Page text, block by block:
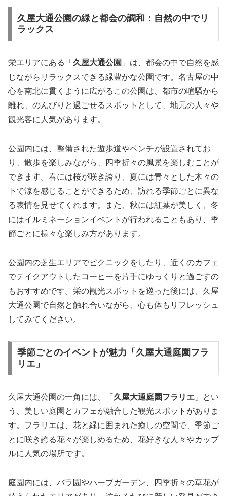
久屋大通公園の緑と都会の調和：自然の中でリ
ラックス
栄エリアにある「 久屋大通公園 」は、都会の中で自然を感
じながらリラックスできる緑豊かな公園です。名古屋の中
心を南北に貫くように広がるこの公園は、都市の喧騒から
離れ、のんびりと過ごせるスポットとして、地元の人々や
観光客に人気があります。
公園内には、整備された遊歩道やベンチが設置されてお
り、散歩を楽しみながら、四季折々の風景を楽しむことが
できます。春には桜が咲き誇り、夏には青々とした木々の
下で涼を感じることができるため、訪れる季節ごとに異な
る表情を見せてくれます。また、秋には紅葉が美しく、冬
にはイルミネーションイベントが行われることもあり、季
節ごとに様々な楽しみ方があります。
公園内の芝生エリアでピクニックをしたり、近くのカフェ
でテイクアウトしたコーヒーを片手にゆっくりと過ごすの
もおすすめです。栄の観光スポットを巡った後には、久屋
大通公園で自然と触れ合いながら、心も体もリフレッシュ
してみてください。
季節ごとのイベントが魅力「久屋大通庭園フラ
リエ」
久屋大通公園の一角には、「 久屋大通庭園フラリエ 」とい
う、美しい庭園とカフェが融合した観光スポットがありま
す。フラリエは、花と緑に囲まれた癒しの空間で、季節ご
とに咲き誇る花々が楽しめるため、花好きな人々やカップ
ルに人気の場所です。
庭園内には、バラ園やハーブガーデン、四季折々の草花が